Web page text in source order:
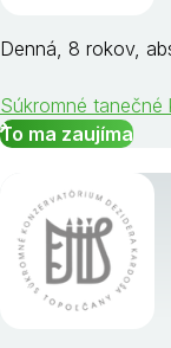
Denná, 8 rokov,
Súkromné tanečné
To ma zaujíma